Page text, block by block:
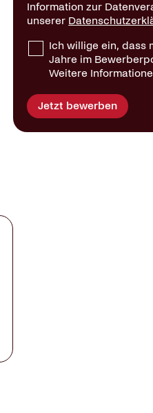
Information zur
unserer
Ich willige ein, dass
Jahre im
Weitere
Jetzt bewerben